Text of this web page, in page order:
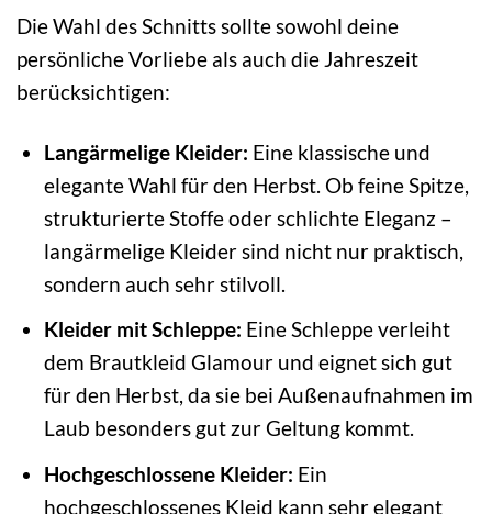
Die Wahl des Schnitts sollte sowohl deine
persönliche Vorliebe als auch die Jahreszeit
berücksichtigen:
Langärmelige Kleider: Eine klassische und
elegante Wahl für den Herbst. Ob feine Spitze,
strukturierte Stoffe oder schlichte Eleganz –
langärmelige Kleider sind nicht nur praktisch,
sondern auch sehr stilvoll.
Kleider mit Schleppe: Eine Schleppe verleiht
dem Brautkleid Glamour und eignet sich gut
für den Herbst, da sie bei Außenaufnahmen im
Laub besonders gut zur Geltung kommt.
Hochgeschlossene Kleider: Ein
hochgeschlossenes Kleid kann sehr elegant